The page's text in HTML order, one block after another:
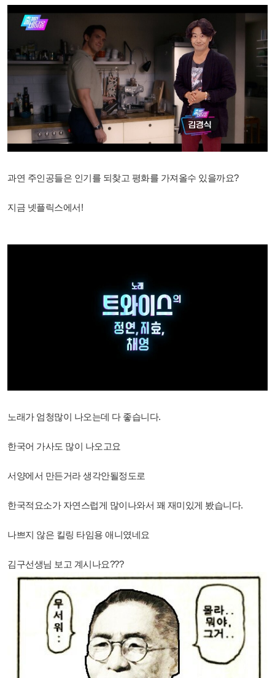
과연 주인공들은 인기를 되찾고 평화를 가져올수 있을까요?
지금 넷플릭스에서!
노래가 엄청많이 나오는데 다 좋습니다.
한국어 가사도 많이 나오고요
서양에서 만든거라 생각안될정도로
한국적요소가 자연스럽게 많이나와서 꽤 재미있게 봤습니다.
나쁘지 않은 킬링 타임용 애니였네요
김구선생님 보고 계시나요???